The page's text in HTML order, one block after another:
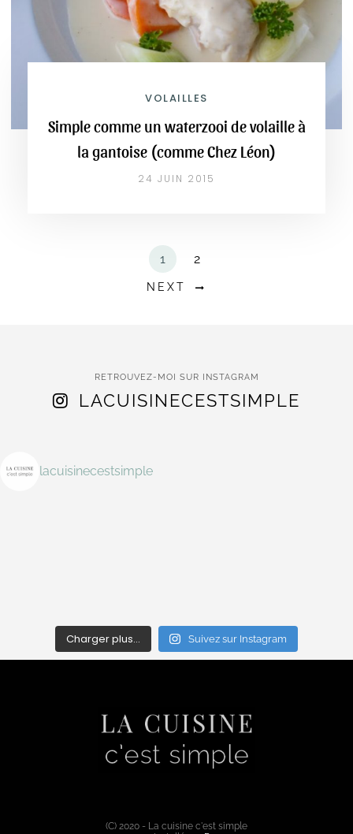
VOLAILLES
Simple comme un waterzooi de volaille à
la gantoise (comme Chez Léon)
24 JUIN 2015
1 2
NEXT
RETROUVEZ-MOI SUR INSTAGRAM
LACUISINECESTSIMPLE
lacuisinecestsimple
Charger plus… Suivez sur Instagram
(C) 2020 - La cuisine c'est simple